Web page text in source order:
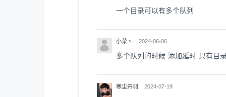
一个目录可以有多个队列
小菜丶 2024-06-06
多个队列的时候 添加延时 只有目
寒尘卉羽 2024-07-19